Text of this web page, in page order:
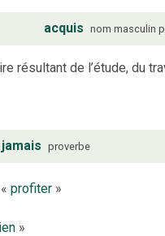
acquis nom masculin
résultant de l’étude, du
proverbe
profiter»
»